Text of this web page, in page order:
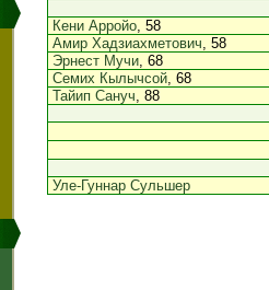
Кени Арройо, 58
Амир Хадзиахметович, 58
Эрнест Мучи, 68
Семих Кылычсой, 68
Тайип Сануч, 88
Уле-Гуннар Сульшер